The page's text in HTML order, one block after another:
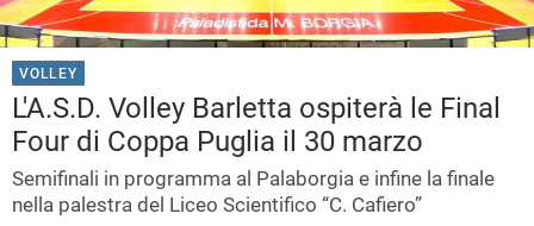
VOLLEY
L'A.S.D. Volley Barletta ospiterà le Final
Four di Coppa Puglia il 30 marzo
Semifinali in programma al Palaborgia e infine la finale
nella palestra del Liceo Scientifico “C. Cafiero”